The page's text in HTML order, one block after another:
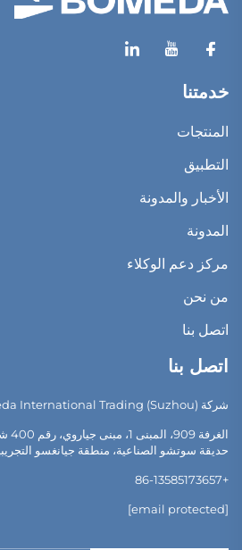
خدمتنا
المنتجات
التطبيق
الأخبار والمدونة
المدونة
مركز دعم الوكلاء
من نحن
اتصل بنا
اتصل بنا
شركة Bomeda International Trading (Suzhou) المحدودة
حديقة سوتشو الصناعية، منطقة جيانغسو
+86-13585173657
[email protected]